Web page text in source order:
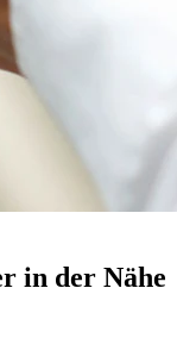
in der Nähe